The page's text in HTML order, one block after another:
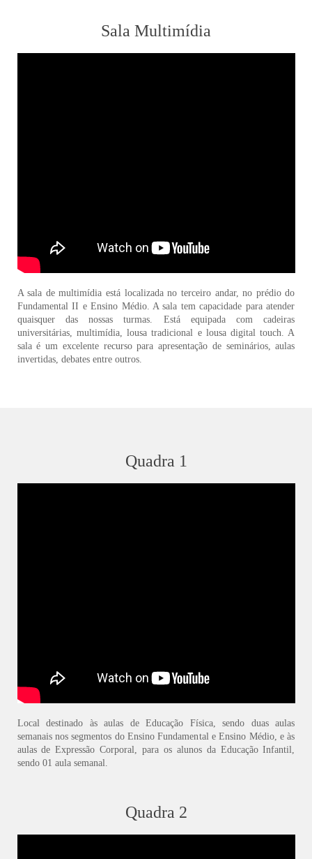
Sala Multimídia
A sala de multimídia está localizada no terceiro andar, no prédio do
Fundamental II e Ensino Médio. A sala tem capacidade para atender
quaisquer das nossas turmas. Está equipada com cadeiras
universitárias, multimídia, lousa tradicional e lousa digital touch. A
sala é um excelente recurso para apresentação de seminários, aulas
invertidas, debates entre outros.
Quadra 1
Local destinado às aulas de Educação Física, sendo duas aulas
semanais nos segmentos do Ensino Fundamental e Ensino Médio, e às
aulas de Expressão Corporal, para os alunos da Educação Infantil,
sendo 01 aula semanal.
Quadra 2